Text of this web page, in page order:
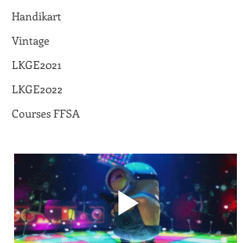
Handikart
Vintage
LKGE2021
LKGE2022
Courses FFSA